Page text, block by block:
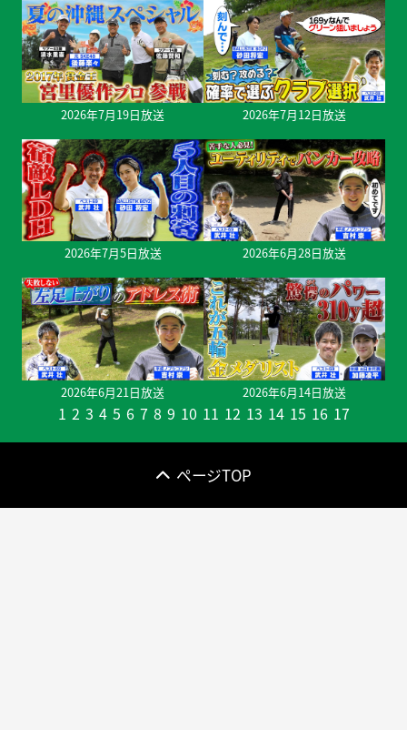
2026年7月19日放送 2026年7月12日放送
2026年7月5日放送 2026年6月28日放送
2026年6月21日放送 2026年6月14日放送
1 2 3 4 5 6 7 8 9 10 11 12 13 14 15 16 17
ページTOP